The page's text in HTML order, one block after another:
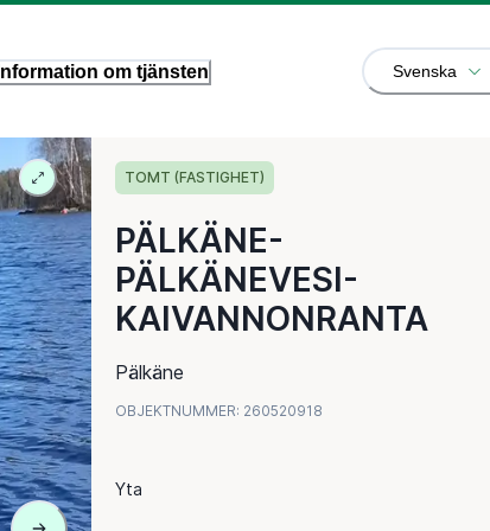
Information om tjänsten Svenska
TOMT (FASTIGHET)
PÄLKÄNE-
PÄLKÄNEVESI-
KAIVANNONRANTA
Pälkäne
OBJEKTNUMMER: 260520918
Yta